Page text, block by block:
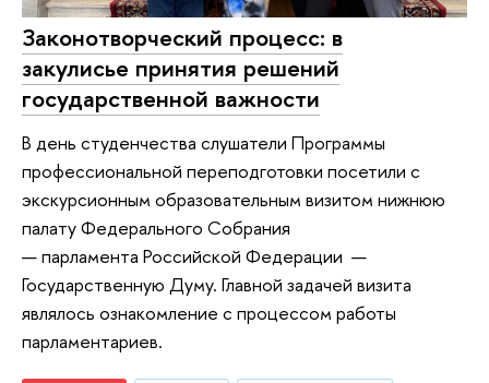
Законотворческий процесс: в
закулисье принятия решений
государственной важности
В день студенчества слушатели Программы
профессиональной переподготовки посетили с
экскурсионным образовательным визитом нижнюю
палату Федерального Собрания
— парламента Российской Федерации —
Государственную Думу. Главной задачей визита
являлось ознакомление с процессом работы
парламентариев.